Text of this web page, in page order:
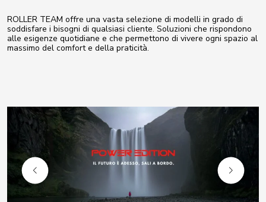
ROLLER TEAM offre una vasta selezione di modelli in grado di
soddisfare i bisogni di qualsiasi cliente. Soluzioni che rispondono
alle esigenze quotidiane e che permettono di vivere ogni spazio al
massimo del comfort e della praticità.